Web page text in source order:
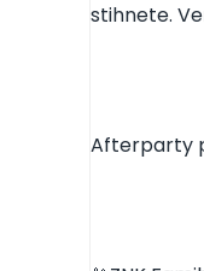
stihnete.
Afterparty